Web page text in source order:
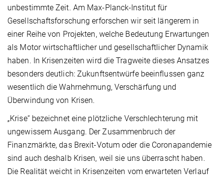
unbestimmte Zeit. Am Max-Planck-Institut für
Gesellschaftsforschung erforschen wir seit längerem in
einer Reihe von Projekten, welche Bedeutung Erwartungen
als Motor wirtschaftlicher und gesellschaftlicher Dynamik
haben. In Krisenzeiten wird die Tragweite dieses Ansatzes
besonders deutlich: Zukunftsentwürfe beeinflussen ganz
wesentlich die Wahrnehmung, Verschärfung und
Überwindung von Krisen.
„Krise“ bezeichnet eine plötzliche Verschlechterung mit
ungewissem Ausgang. Der Zusammenbruch der
Finanzmärkte, das Brexit-Votum oder die Coronapandemie
sind auch deshalb Krisen, weil sie uns überrascht haben.
Die Realität weicht in Krisenzeiten vom erwarteten Verlauf